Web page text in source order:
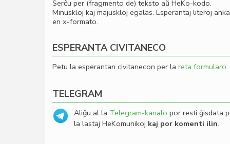
Serĉu per (fragmento de) teksto aŭ HeKo-kodo.
Minuskloj kaj majuskloj egalas. Esperantaj literoj
en x-formato.
ESPERANTA CIVITANECO
Petu la esperantan civitanecon per la reta formularo.
TELEGRAM
Aliĝu al la Telegram-kanalo por resti ĝisdata
la lastaj HeKomunikoj kaj por komenti ilin.